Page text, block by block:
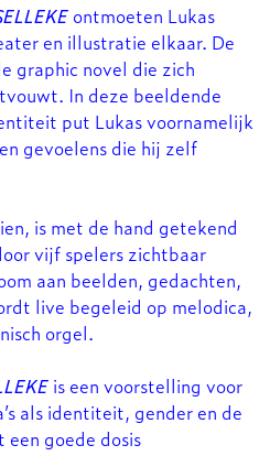
ontmoeten Lukas
en illustratie elkaar. De
graphic novel die zich
In deze beeldende
put Lukas voornamelijk
gevoelens die hij zelf
is met de hand getekend
vijf spelers zichtbaar
aan beelden, gedachten,
live begeleid op melodica,
orgel.
is een voorstelling voor
als identiteit, gender en de
goede dosis